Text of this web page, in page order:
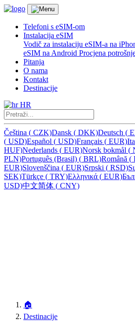
Telefoni s eSIM-om
Instalacija eSIM
Vodič za instalaciju eSIM-a na
eSIM na Android Procjena
Pitanja
O nama
Kontakt
Destinacije
HR
Čeština ( CZK)Dansk ( DKK)Deutsch (
( USD)Español ( USD)Français ( EUR)
HUF)Nederlands ( EUR)Norsk bokmål (
PLN)Português (Brasil) ( BRL)Română (
EUR)Slovenščina ( EUR)Srpski ( RSD)
SEK)Türkçe ( TRY)Ελληνικά ( EUR)
USD)中文简体 ( CNY)
🏠
Destinacije